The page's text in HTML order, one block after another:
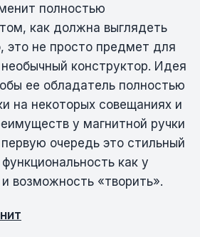
полностью
как должна выглядеть
это не просто предмет для
конструктор. Идея
ее обладатель полностью
на некоторых совещаниях и
у магнитной ручки
первую очередь это стильный
как у
возможность «творить».